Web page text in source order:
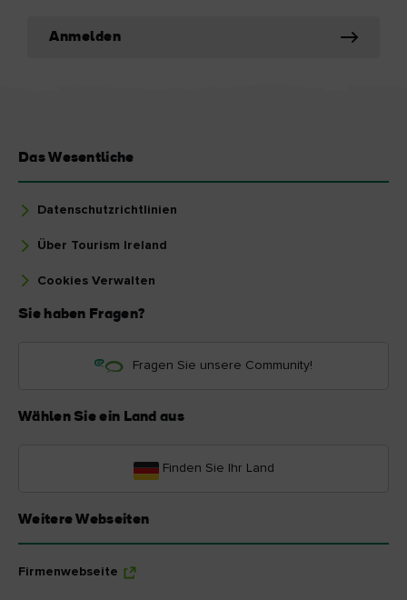
Anmelden
Das Wesentliche
Datenschutzrichtlinien
Über Tourism Ireland
Cookies Verwalten
Sie haben Fragen?
Fragen Sie unsere Community!
Wählen Sie ein Land aus
Finden Sie Ihr Land
Weitere Webseiten
Firmenwebseite